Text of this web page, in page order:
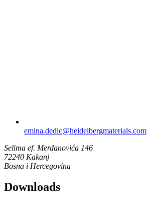
emina.dedic​@heidelbergmaterials.com
Selima ef. Merdanovića 146
72240 Kakanj
Bosna i Hercegovina
Downloads